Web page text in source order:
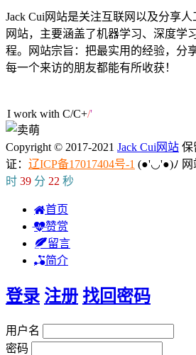
Jack Cui网站是关注互联网以及分享
网站，主要涵盖了机器学习、深度学
程。网站宗旨：把最实用的经验，分
每一个来访的朋友都能有所收获！
I work with Cs/}b]
Copyright © 2017-2021 Jack Cui网站 保
证： 辽ICP备17017404号-1 (●'◡'●)ﾉ
时 39 分 22 秒
首页
赞赏
留言
简介
登录 注册 找回密码
用户名
密码